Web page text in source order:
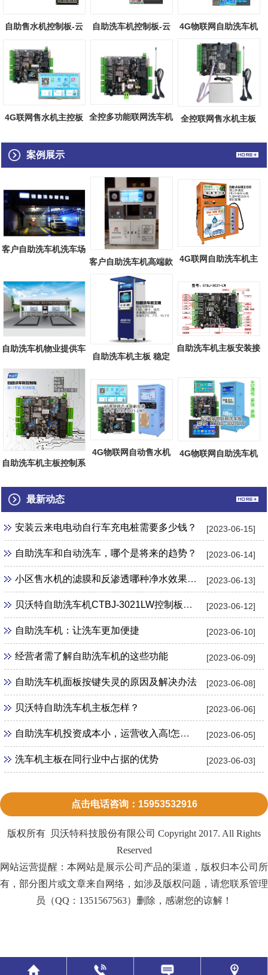
自助售水机控制板-云
端物联
自助洗车机控制板-云
4G物联网自助洗车机
主板（触摸屏...
4G联网售水机主控板
全控多功能联网洗车机
全控联网售水机主板
案例展示
客户自助洗车机洗车场
客户自助洗车机高端款
4G联网自助洗车机主
自助洗车机物业提供车
自助洗车机主板 稳定
自助洗车机主板安装接
自助洗车机主板控制系
4G物联网自动售水机
4G物联网自助洗车机
最新动态
[2023-06-15]
安装云来电电动自行车充电桩需要多少钱？
[2023-06-14]
自助洗车和自动洗车，哪个是将来的趋势？
[2023-06-13]
小区售水机的滤膜和反渗透哪种净水效果更好？
[2023-06-12]
贝沃特自助洗车机CTBJ-3021LW控制板怎么样？
[2023-06-10]
自助洗车机：让洗车更加便捷
[2023-06-09]
经营者需了解自助洗车机的这些功能
[2023-06-08]
自助洗车机面板按键失灵的原因及解决办法
[2023-06-06]
贝沃特自助洗车机主板怎样？
[2023-06-05]
自助洗车机投资成本小，运营收入高!怎么加盟？
[2023-06-03]
洗车机主板在同行业中占据的优势
点击电话咨询：15953532916
版权所有 贝沃特科技股份有限公司 Copyright 2017. All Rights
Reserved
网站运营提醒：本网站是展示公司产品的渠道，版权归本公司所
有，部分图片或文章来自网络，如涉及版权问题，请您联系管理
员（QQ：1351567563）删除，感谢您的谅解！